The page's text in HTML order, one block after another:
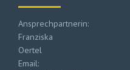
Ansprechpartnerin:
Franziska
Oertel
Email: